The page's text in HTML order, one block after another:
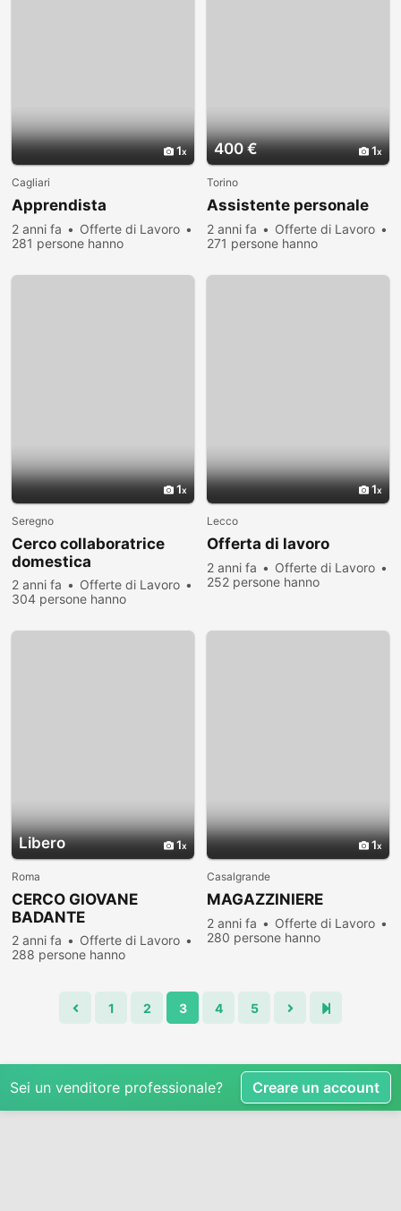
1
Cagliari
Apprendista
2 anni fa
Offerte di Lavoro
281 persone hanno
400 € 1
Torino
Assistente personale
2 anni fa
Offerte di Lavoro
271 persone hanno
1
Seregno
Cerco collaboratrice
domestica
2 anni fa
Offerte di Lavoro
304 persone hanno
1
Lecco
Offerta di lavoro
2 anni fa
Offerte di Lavoro
252 persone hanno
Libero 1
Roma
CERCO GIOVANE
BADANTE
2 anni fa
Offerte di Lavoro
288 persone hanno
1
Casalgrande
MAGAZZINIERE
2 anni fa
Offerte di Lavoro
280 persone hanno
1 2 3 4 5
Sei un venditore professionale? Creare un account